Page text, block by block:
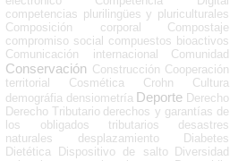
competencias plurilingües y pluriculturales
Composición corporal
Compostaje
compromiso social compuestos bioactivos
Comunicación internacional
Comunidad
Conservación Construcción Cooperación
territorial
Cosmética Crohn
Cultura
demográfia densiometría Deporte Derecho
Derecho Tributario derechos y garantías de
los obligados tributarios
desastres
naturales
desplazamiento
Diabetes
Dietética
Dispositivo de salto
Diversidad